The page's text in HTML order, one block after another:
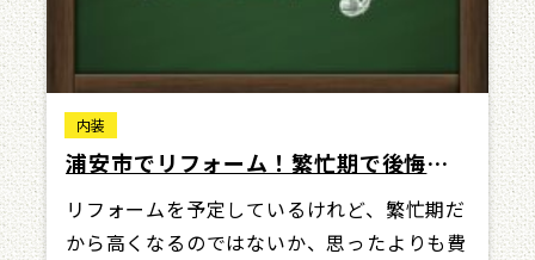
内装
浦安市でリフォーム！繁忙期で後悔し
ないためのポイントを紹介
リフォームを予定しているけれど、繁忙期だ
から高くなるのではないか、思ったよりも費